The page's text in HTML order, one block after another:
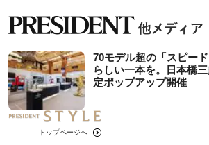
70モデル超の「スピー
らしい一本を。日本橋
定ポップアップ開催
トップページへ